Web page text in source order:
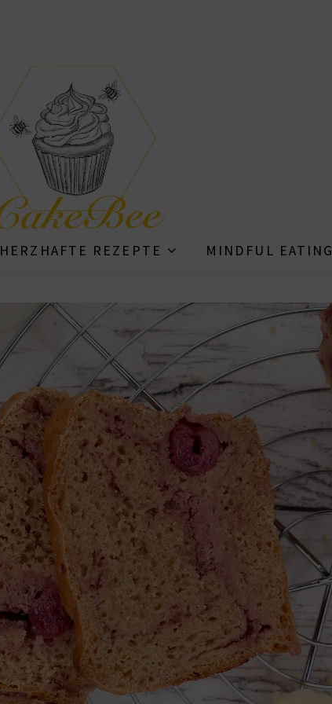
HERZHAFTE REZEPTE MINDFUL EATING